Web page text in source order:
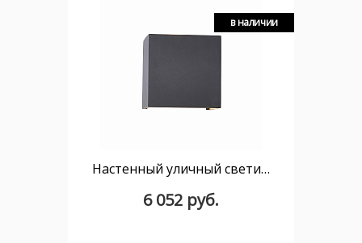
в наличии
Настенный уличный светильник MANTRA DAVOS 6520
6 052 руб.